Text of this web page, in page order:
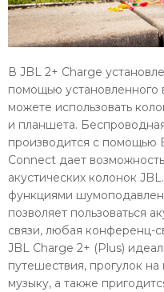
В JBL 2+ Charge
помощью установленного
можете использовать
и планшета.
производится с помощью
Connect дает
акустических колонок
функциями
позволяет пользоваться
связи, любая конференц-
JBL Charge 2+ (Plus)
путешествия, прогулок
музыку, а также